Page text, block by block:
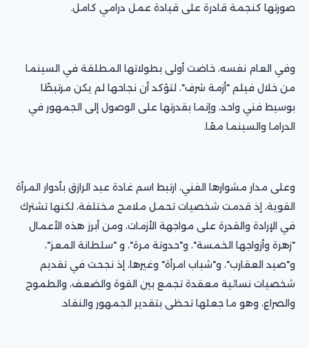
صورتها كنجمة قادرة على قيادة عمل درامي كامل.
وفي العام نفسه، خاضت أولى بطولاتها المطلقة في السينما
من خلال فيلم "أزمة شرف"، لتؤكد أن نجاحها لم يكن مرتبطًا
بوسيط فني واحد، وإنما بقدرتها على الوصول إلى الجمهور في
الدراما والسينما معًا.
وعلى مدار مشوارها الفني، ارتبط اسم غادة عبد الرازق بأدوار المرأة
القوية، إذ قدمت شخصيات تحمل ملامح مختلفة، لكنها تشترك
في الإرادة والقدرة على مواجهة الأزمات، ومن أبرز هذه الأعمال
"زهرة وأزواجها الخمسة"، و"حدوتة مرة"، و "سلطانة المعز"،
و"صيد العقارب"، و"شباب امرأة" وغيرها، إذ نجحت في تقديم
شخصيات نسائية معقدة تجمع بين القوة والضعف، والطموح
والصراع، وهو ما جعلها تحظى بتقدير الجمهور والنقاد.